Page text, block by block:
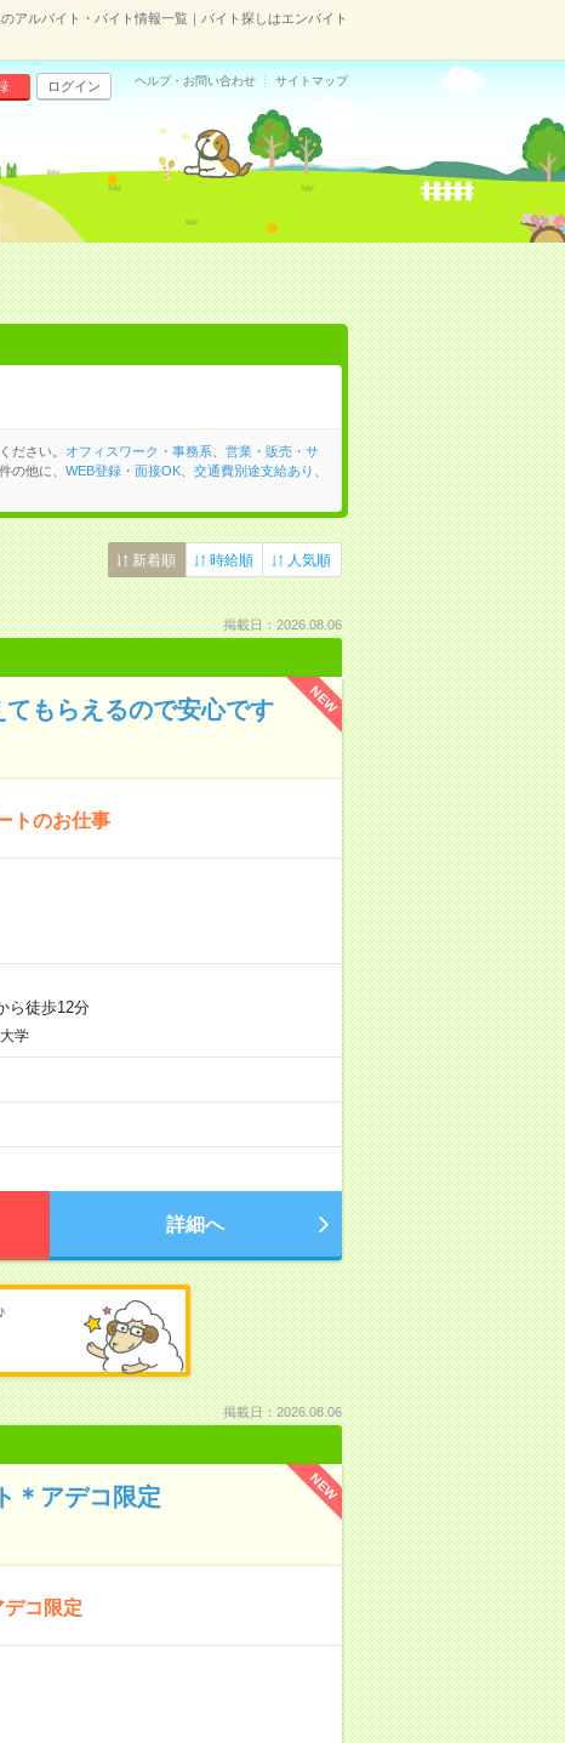
アルバイト・バイト情報一覧｜バイト探しはエンバイト
ログイン ヘルプ・お問い合わせ サイトマップ
ださい。 オフィスワーク・事務系
営業・販売・サ
の他に、 WEB登録・面接OK、 交通費別途支給あり
新着順 時給順 人気順
掲載日：2026.08.06
NEW
もらえるので安心です
トのお仕事
ら徒歩12分
学
詳細へ
掲載日：2026.08.06
NEW
＊アデコ限定
デコ限定